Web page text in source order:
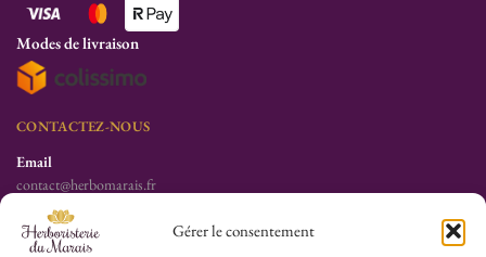
Gérer le consentement
Modes de livraison
CONTACTEZ-NOUS
Email
contact@herbomarais.fr
Téléphone
+33 6 78 19 34 25